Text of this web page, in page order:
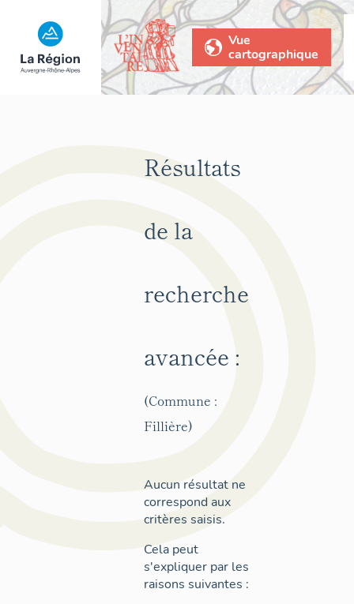
Vue
cartographique
Résultats
de la
recherche
avancée :
(Commune :
Fillière)
Aucun résultat ne
correspond aux
critères saisis.
Cela peut
s'expliquer par les
raisons suivantes :